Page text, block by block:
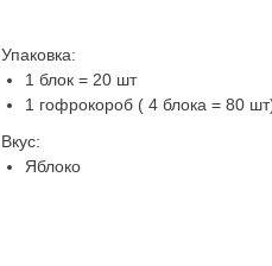
Упаковка:
1 блок = 20 шт
1 гофрокороб ( 4 блока = 80
Вкус:
Яблоко